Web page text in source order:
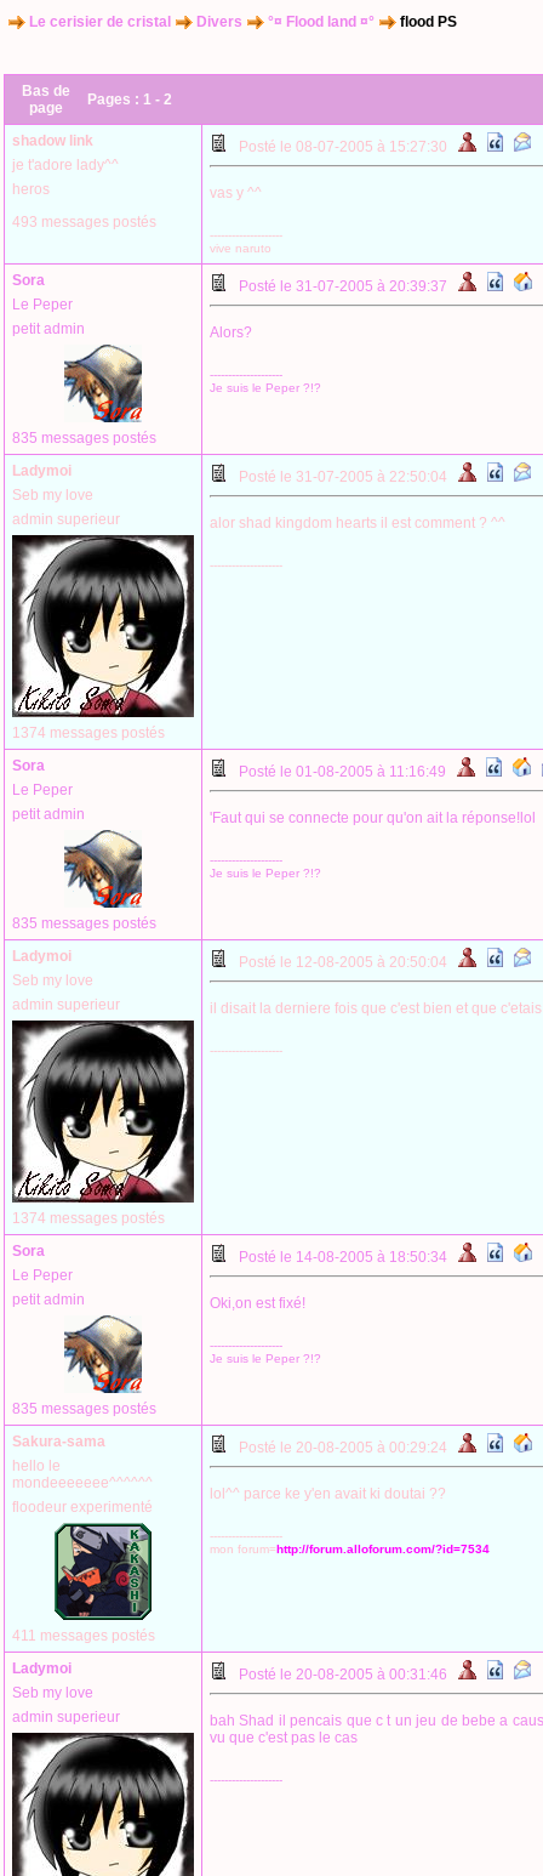
Le cerisier de cristal Divers °¤ Flood land ¤° flood PS
Bas de
page
Pages : 1 - 2
shadow link
je t'adore lady^^
heros
493 messages postés
Posté le 08-07-2005 à 15:27:30
vas y ^^
--------------------
vive naruto
Sora
Le Peper
petit admin
835 messages postés
Posté le 31-07-2005 à 20:39:37
Alors?
--------------------
Je suis le Peper ?!?
Ladymoi
Seb my love
admin superieur
1374 messages postés
Posté le 31-07-2005 à 22:50:04
alor shad kingdom hearts il est comment ? ^^
--------------------
Sora
Le Peper
petit admin
835 messages postés
Posté le 01-08-2005 à 11:16:49
'Faut qui se connecte pour qu'on ait la réponse!lol
--------------------
Je suis le Peper ?!?
Ladymoi
Seb my love
admin superieur
1374 messages postés
Posté le 12-08-2005 à 20:50:04
il disait la derniere fois que c'est bien et que
--------------------
Sora
Le Peper
petit admin
835 messages postés
Posté le 14-08-2005 à 18:50:34
Oki,on est fixé!
--------------------
Je suis le Peper ?!?
Sakura-sama
hello le
mondeeeeeee^^^^^^
floodeur experimenté
411 messages postés
Posté le 20-08-2005 à 00:29:24
lol^^ parce ke y'en avait ki doutai ??
--------------------
mon forum=http://forum.alloforum.com/?id=7534
Ladymoi
Seb my love
admin superieur
Posté le 20-08-2005 à 00:31:46
bah Shad il pencais que c t un jeu de bebe a
vu que c'est pas le cas
--------------------